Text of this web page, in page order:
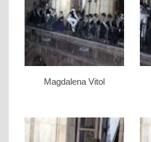
Magdalena Vitol